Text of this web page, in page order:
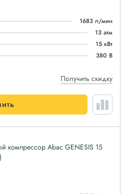
1683 л/мин
13 атм
15 кВт
380 В
Получить скидку
компрессор Abac GENESIS 15